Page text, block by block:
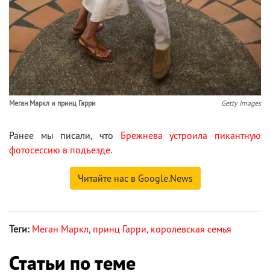
Меган Маркл и принц Гарри Getty Images
Ранее мы писали, что Брежнева устроила пикантную
фотосессию в подъезде.
Читайте нас в Google.News
Теги: Меган Маркл, принц Гарри, королевская семья
Статьи по теме